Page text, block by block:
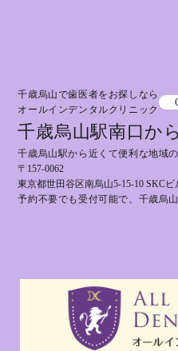
千歳烏山で歯医者をお探しなら
オールインデンタルクリニック
千歳烏山駅南口か
千歳烏山駅から近くて便利な地域
〒157-0062
東京都世田谷区南烏山5-15-10 SKCビ
予約不要でも受付可能で、千歳烏